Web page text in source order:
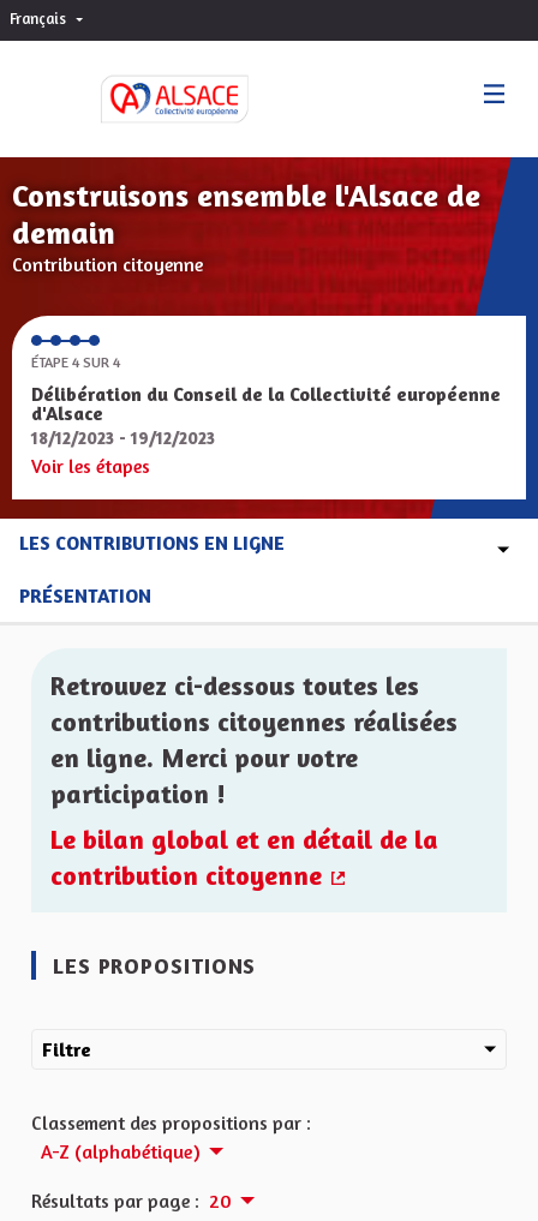
Français Choisir la langue
Construisons ensemble l'Alsace de
demain
Contribution citoyenne
ÉTAPE 4 SUR 4
Délibération du Conseil de la Collectivité européenne
d'Alsace
18/12/2023 - 19/12/2023
Voir les étapes
LES CONTRIBUTIONS EN LIGNE
PRÉSENTATION
Retrouvez ci-dessous toutes les
contributions citoyennes réalisées
en ligne. Merci pour votre
participation !
Le bilan global et en détail de la
contribution citoyenne
LES PROPOSITIONS
Filtre
Classement des propositions par :
A-Z (alphabétique)
Résultats par page : 20